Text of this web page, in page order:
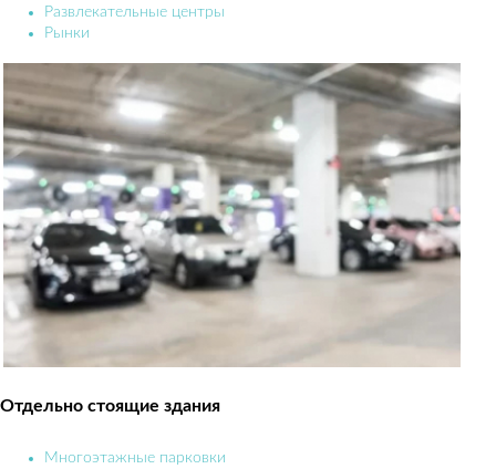
Развлекательные центры
Рынки
Отдельно стоящие здания
Многоэтажные парковки